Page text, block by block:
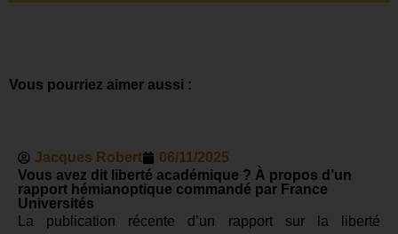
Vous pourriez aimer aussi :
Jacques Robert
06/11/2025
Vous avez dit liberté académique ? À propos d’un
rapport hémianoptique commandé par France
Universités
La publication récente d’un rapport sur la liberté